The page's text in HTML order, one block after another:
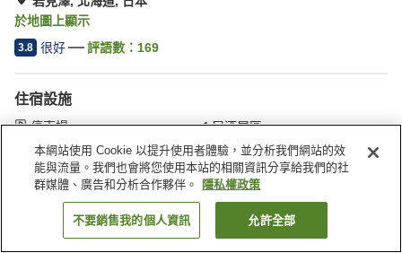
於地圖上顯示
3.8 很好 評語數： 169
住宿設施
停車場
居酒屋區
自動販賣機
公共澡堂
首頁 日本 北海道 岩見澤 岩見澤 4 條飯店
找客房
本網站使用 Cookie 以提升使用者體驗，並分析我們網站的效
能與流量。我們也會將您使用本站的相關資訊分享給我們的社
群媒體、廣告和分析合作夥伴。
隱私權政策
不要銷售我的個人資訊 允許全部